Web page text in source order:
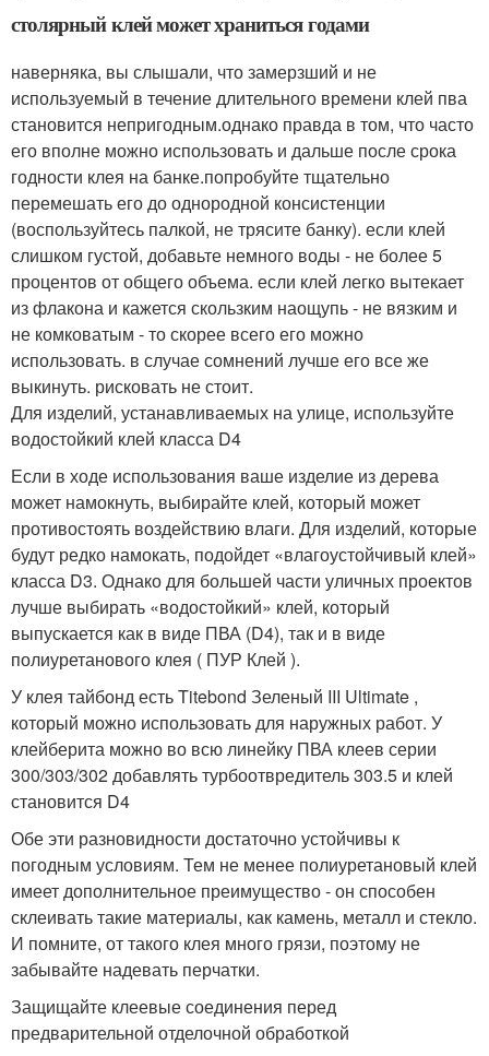
столярный клей может храниться годами
наверняка, вы слышали, что замерзший и не
используемый в течение длительного времени клей пва
становится непригодным.однако правда в том, что часто
его вполне можно использовать и дальше после срока
годности клея на банке.попробуйте тщательно
перемешать его до однородной консистенции
(воспользуйтесь палкой, не трясите банку). если клей
слишком густой, добавьте немного воды - не более 5
процентов от общего объема. если клей легко вытекает
из флакона и кажется скользким наощупь - не вязким и
не комковатым - то скорее всего его можно
использовать. в случае сомнений лучше его все же
выкинуть. рисковать не стоит.
Для изделий, устанавливаемых на улице, используйте
водостойкий клей класса D4
Если в ходе использования ваше изделие из дерева
может намокнуть, выбирайте клей, который может
противостоять воздействию влаги. Для изделий, которые
будут редко намокать, подойдет «влагоустойчивый клей»
класса D3. Однако для большей части уличных проектов
лучше выбирать «водостойкий» клей, который
выпускается как в виде ПВА (D4), так и в виде
полиуретанового клея ( ПУР Клей ).
У клея тайбонд есть Titebond Зеленый III Ultimate ,
который можно использовать для наружных работ. У
клейберита можно во всю линейку ПВА клеев серии
300/303/302 добавлять турбоотвредитель 303.5 и клей
становится D4
Обе эти разновидности достаточно устойчивы к
погодным условиям. Тем не менее полиуретановый клей
имеет дополнительное преимущество - он способен
склеивать такие материалы, как камень, металл и стекло.
И помните, от такого клея много грязи, поэтому не
забывайте надевать перчатки.
Защищайте клеевые соединения перед
предварительной отделочной обработкой